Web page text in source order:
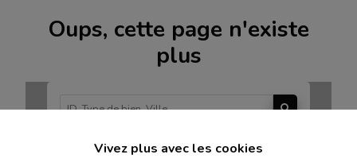
Vivez plus avec les cookies
Oups, cette page n'existe
plus
À Vendre À Louer